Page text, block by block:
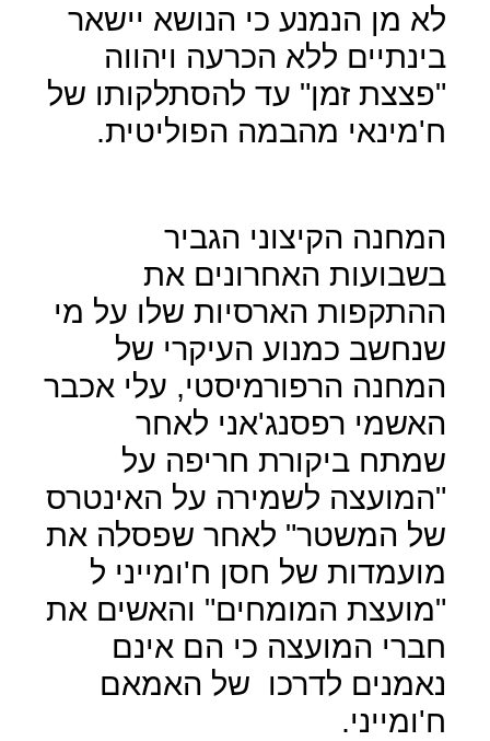
לא מן הנמנע כי הנושא יישאר
בינתיים ללא הכרעה ויהווה
"פצצת זמן" עד להסתלקותו של
ח'מינאי מהבמה הפוליטית.
המחנה הקיצוני הגביר
בשבועות האחרונים את
ההתקפות הארסיות שלו על מי
שנחשב כמנוע העיקרי של
המחנה הרפורמיסטי, עלי אכבר
האשמי רפסנג'אני לאחר
שמתח ביקורת חריפה על
"המועצה לשמירה על האינטרס
של המשטר" לאחר שפסלה את
מועמדות של חסן ח'ומייני ל
"מועצת המומחים" והאשים את
חברי המועצה כי הם אינם
נאמנים לדרכו של האמאם
ח'ומייני.